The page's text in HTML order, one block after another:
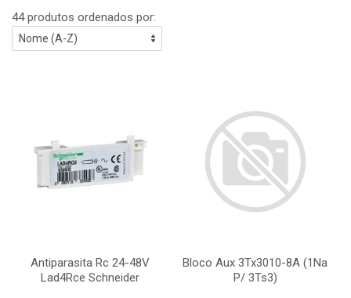
44 produtos ordenados por:
Antiparasita Rc 24-48V
Lad4Rce Schneider
Bloco Aux 3Tx3010-8A (1Na
P/ 3Ts3)